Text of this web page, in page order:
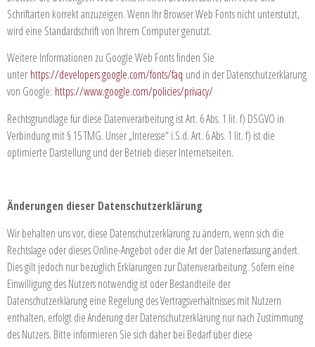
Schriftarten korrekt anzuzeigen. Wenn Ihr Browser Web Fonts nicht unterstützt,
wird eine Standardschrift von Ihrem Computer genutzt.
Weitere Informationen zu Google Web Fonts finden Sie
unter https://developers.google.com/fonts/faq und in der Datenschutzerklärung
von Google: https://www.google.com/policies/privacy/
Rechtsgrundlage für diese Datenverarbeitung ist Art. 6 Abs. 1 lit. f) DSGVO in
Verbindung mit § 15 TMG. Unser „Interesse“ i.S.d. Art. 6 Abs. 1 lit. f) ist die
optimierte Darstellung und der Betrieb dieser Internetseiten.
Änderungen dieser Datenschutzerklärung
Wir behalten uns vor, diese Datenschutzerklärung zu ändern, wenn sich die
Rechtslage oder dieses Online-Angebot oder die Art der Datenerfassung ändert.
Dies gilt jedoch nur bezüglich Erklärungen zur Datenverarbeitung. Sofern eine
Einwilligung des Nutzers notwendig ist oder Bestandteile der
Datenschutzerklärung eine Regelung des Vertragsverhältnisses mit Nutzern
enthalten, erfolgt die Änderung der Datenschutzerklärung nur nach Zustimmung
des Nutzers. Bitte informieren Sie sich daher bei Bedarf über diese